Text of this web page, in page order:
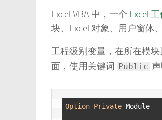
Excel VBA 中，一个 Excel
块、Excel 对象、用户窗体
工程级别变量，在所在模块
面，使用关键词
Public
Option Private Module